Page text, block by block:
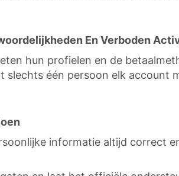
En Verboden
hun profielen en de
slechts één persoon elk
informatie altijd correct